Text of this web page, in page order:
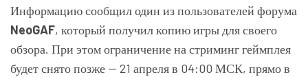
Информацию сообщил один из пользователей форума
NeoGAF, который получил копию игры для своего
обзора. При этом ограничение на стриминг геймплея
будет снято позже — 21 апреля в 04:00 МСК, прямо в